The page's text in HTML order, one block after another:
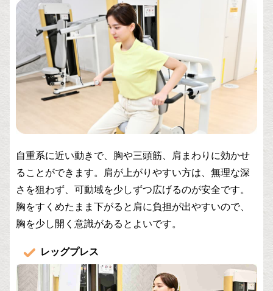
自重系に近い動きで、胸や三頭筋、肩まわりに効かせ
ることができます。肩が上がりやすい方は、無理な深
さを狙わず、可動域を少しずつ広げるのが安全です。
胸をすくめたまま下がると肩に負担が出やすいので、
胸を少し開く意識があるとよいです。
レッグプレス